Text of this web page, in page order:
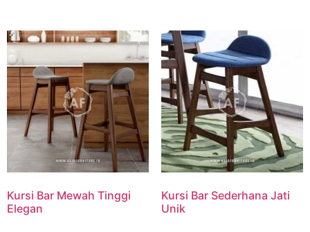
Kursi Bar Mewah Tinggi
Elegan
Kursi Bar Sederhana Jati
Unik